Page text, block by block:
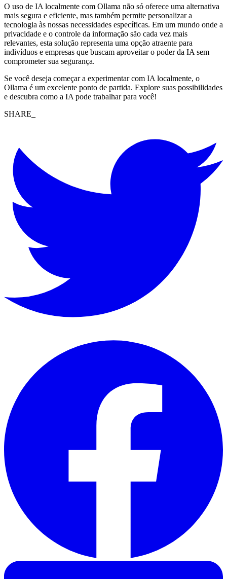
O uso de IA localmente com Ollama não só oferece uma alternativa
mais segura e eficiente, mas também permite personalizar a
tecnologia às nossas necessidades específicas. Em um mundo onde a
privacidade e o controle da informação são cada vez mais
relevantes, esta solução representa uma opção atraente para
indivíduos e empresas que buscam aproveitar o poder da IA sem
comprometer sua segurança.
Se você deseja começar a experimentar com IA localmente, o
Ollama é um excelente ponto de partida. Explore suas possibilidades
e descubra como a IA pode trabalhar para você!
SHARE_